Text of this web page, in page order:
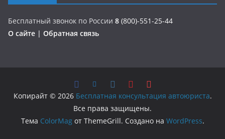
Бесплатный звонок по России 8 (800)-551-25-44
О сайте | Обратная связь
Копирайт © 2026 Бесплатная консультация автоюриста.
Все права защищены.
Тема ColorMagот ThemeGrill. Создано на WordPress.